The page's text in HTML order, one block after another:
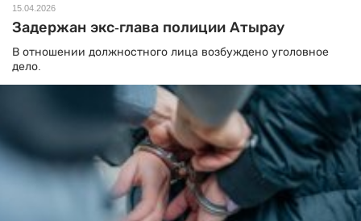
15.04.2026
Задержан экс-глава полиции Атырау
В отношении должностного лица возбуждено уголовное
дело.